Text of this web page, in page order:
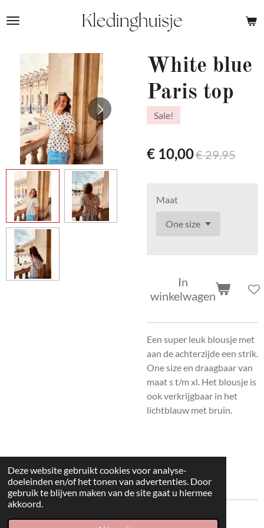
Deze website gebruikt cookies voor analyse-
doeleinden en/of het tonen van advertenties. Door
gebruik te blijven maken van de site gaat u hiermee
akkoord.
direct
hoofdinhoud
White blue
Paris top
Sale!
€ 10,00€ 29,95
Maat
In
winkelwagen
Een super leuk blousje met
aan de achterzijde een strik.
One size en draagbaar van
maat s t/m xl. Het blousje is
ook verkrijgbaar in het
lichtblauw met bruin.
© 2022 kleding huisje